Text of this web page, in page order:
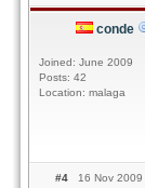
conde
Joined: June 2009
Posts: 42
Location: malaga
#4 16 Nov 2009